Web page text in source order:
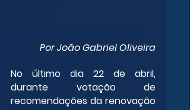
Por João Gabriel Oliveira
No último dia 22 de abril,
durante votação de
recomendações da renovação